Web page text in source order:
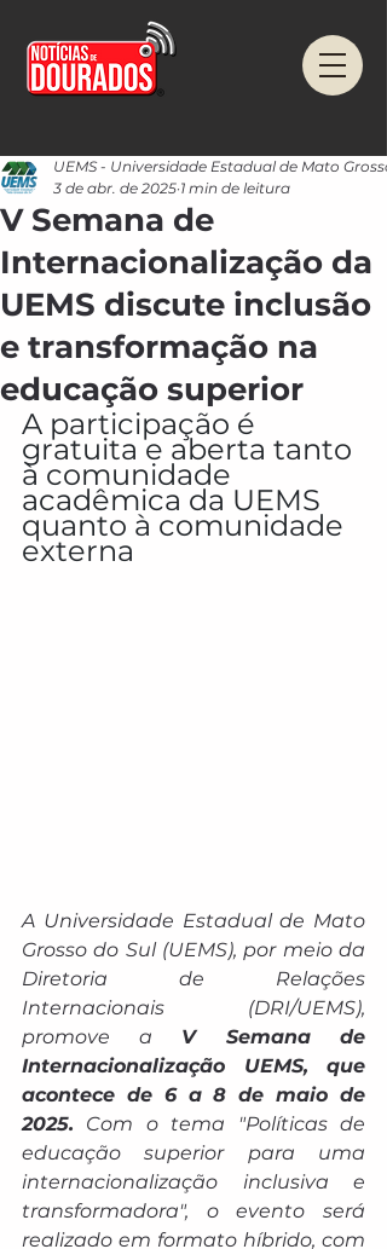
V Semana de
Internacionalização da
UEMS discute inclusão
e transformação na
educação superior
UEMS - Universidade Estadual de Mato
3 de abr. de 2025 1 min de leitura
A participação é
gratuita e aberta tanto
à comunidade
acadêmica da UEMS
quanto à comunidade
externa
A Universidade Estadual de Mato
Grosso do Sul (UEMS), por meio da
Diretoria de Relações
Internacionais (DRI/UEMS),
promove a V Semana de
Internacionalização UEMS, que
acontece de 6 a 8 de maio de
2025. Com o tema "Políticas de
educação superior para uma
internacionalização inclusiva e
transformadora", o evento será
realizado em formato híbrido, com